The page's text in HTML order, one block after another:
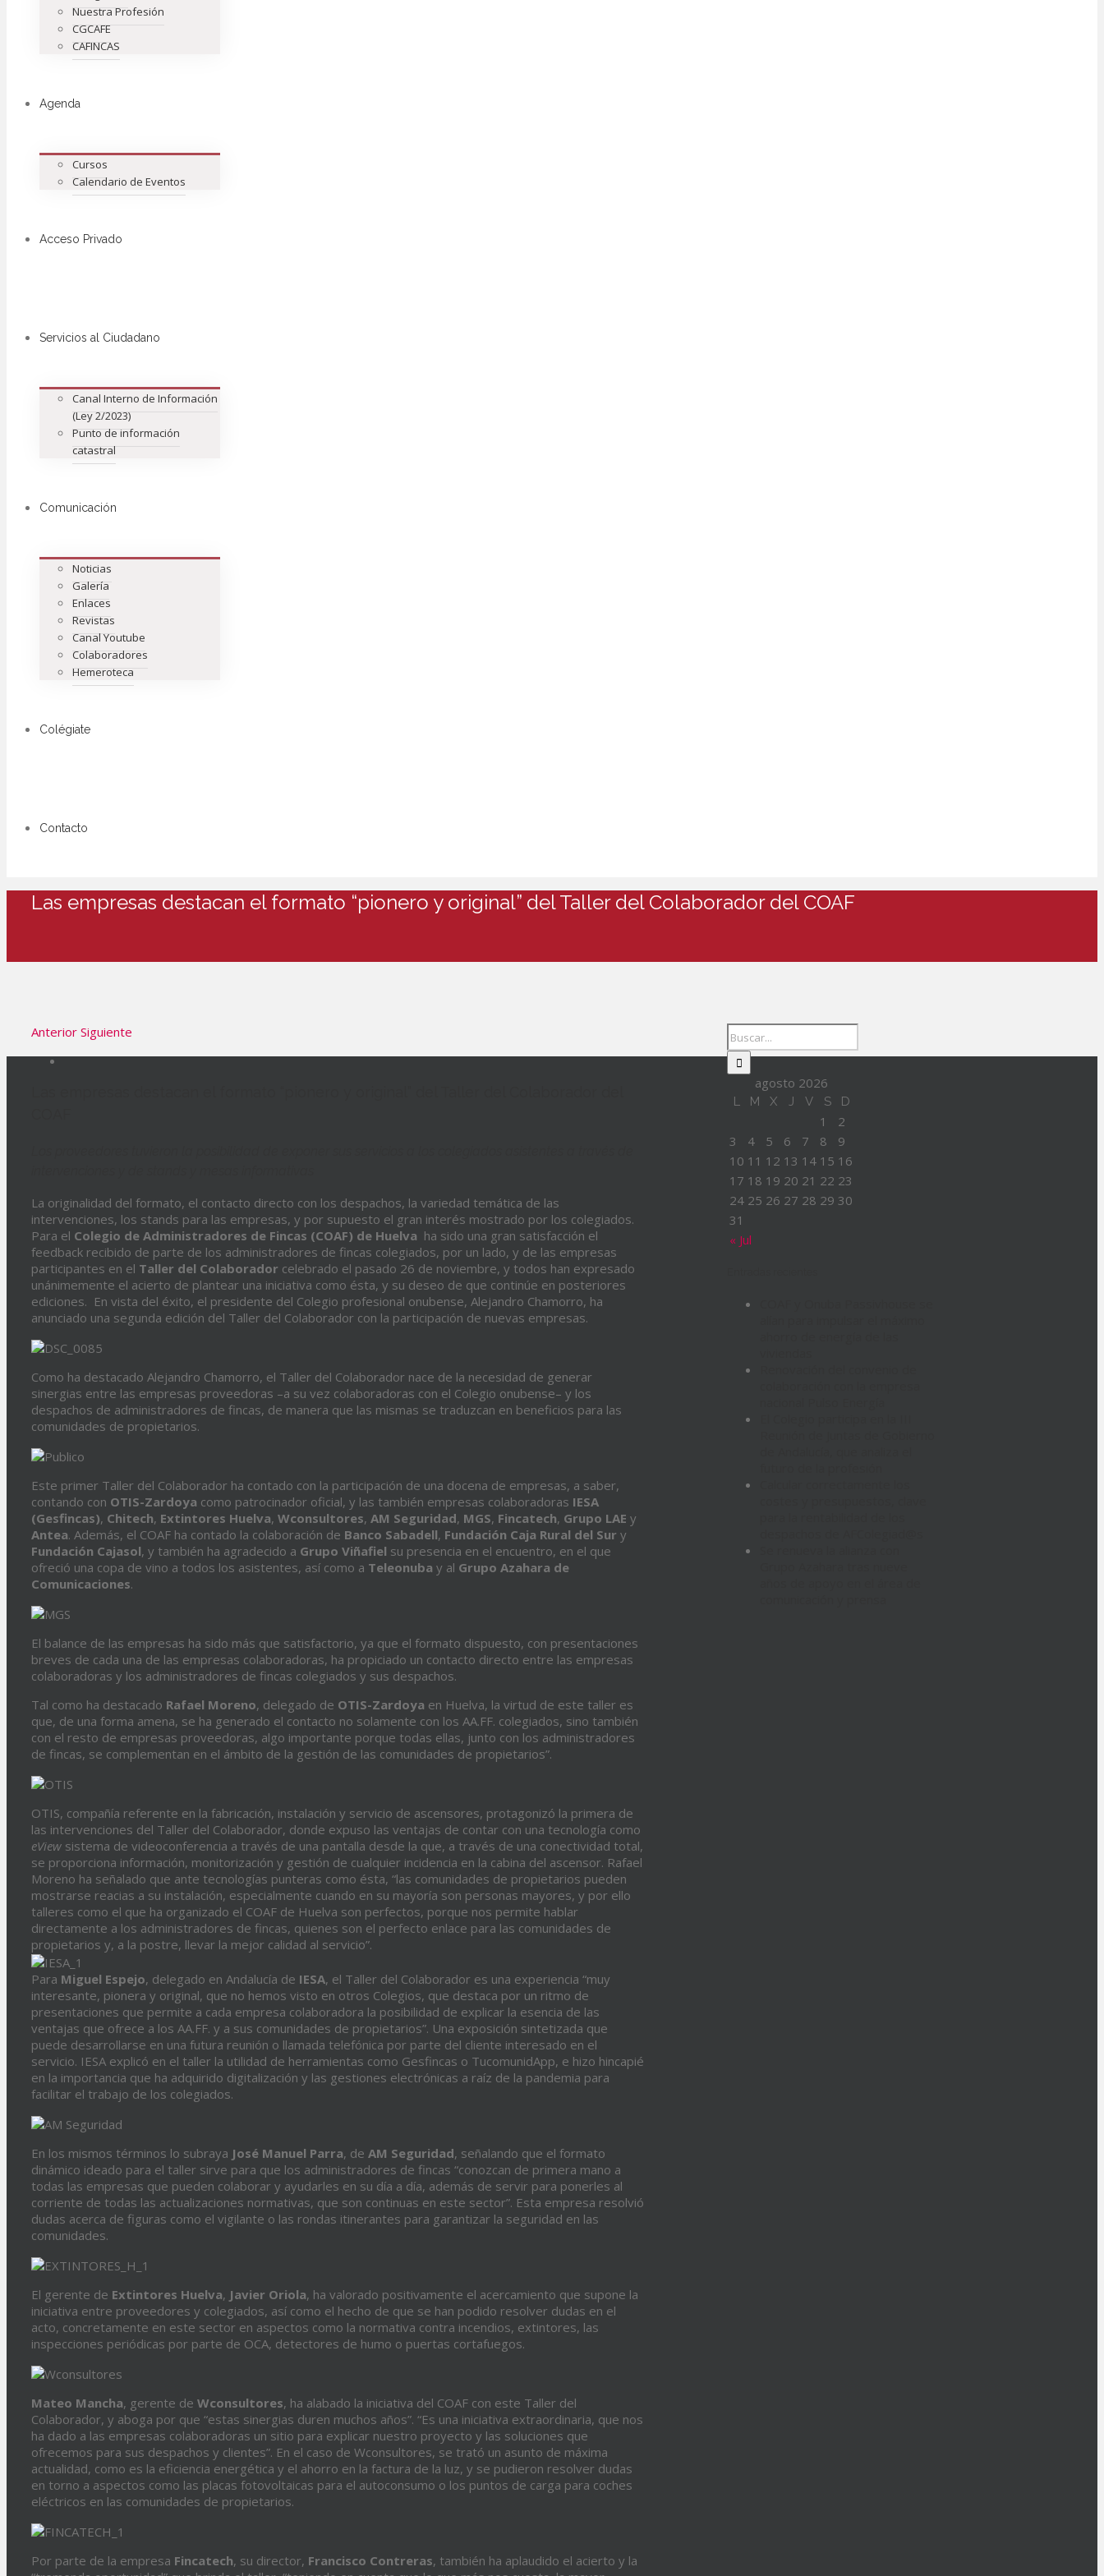
Nuestra Profesión
CGCAFE
CAFINCAS
Agenda
Cursos
Calendario de Eventos
Acceso Privado
Servicios al Ciudadano
Canal Interno de Información
(Ley 2/2023)
Punto de información
catastral
Comunicación
Noticias
Galería
Enlaces
Revistas
Canal Youtube
Colaboradores
Hemeroteca
Colégiate
Contacto
Las empresas destacan el formato “pionero y original” del Taller del Colaborador del COAF
Anterior Siguiente
La originalidad del formato, el contacto directo con los despachos, la variedad temática de las
intervenciones, los stands para las empresas, y por supuesto el gran interés mostrado por los colegiados.
Para el Colegio de Administradores de Fincas (COAF) de Huelva ha sido una gran satisfacción el
feedback recibido de parte de los administradores de fincas colegiados, por un lado, y de las empresas
participantes en el Taller del Colaborador celebrado el pasado 26 de noviembre, y todos han expresado
unánimemente el acierto de plantear una iniciativa como ésta, y su deseo de que continúe en posteriores
ediciones. En vista del éxito, el presidente del Colegio profesional onubense, Alejandro Chamorro, ha
anunciado una segunda edición del Taller del Colaborador con la participación de nuevas empresas.
Como ha destacado Alejandro Chamorro, el Taller del Colaborador nace de la necesidad de generar
sinergias entre las empresas proveedoras –a su vez colaboradoras con el Colegio onubense– y los
despachos de administradores de fincas, de manera que las mismas se traduzcan en beneficios para las
comunidades de propietarios.
Este primer Taller del Colaborador ha contado con la participación de una docena de empresas, a saber,
contando con OTIS-Zardoya como patrocinador oficial, y las también empresas colaboradoras IESA
(Gesfincas), Chitech, Extintores Huelva, Wconsultores, AM Seguridad, MGS, Fincatech, Grupo LAE y
Antea. Además, el COAF ha contado la colaboración de Banco Sabadell, Fundación Caja Rural del Sur y
Fundación Cajasol, y también ha agradecido a Grupo Viñafiel su presencia en el encuentro, en el que
ofreció una copa de vino a todos los asistentes, así como a Teleonuba y al Grupo Azahara de
Comunicaciones.
El balance de las empresas ha sido más que satisfactorio, ya que el formato dispuesto, con presentaciones
breves de cada una de las empresas colaboradoras, ha propiciado un contacto directo entre las empresas
colaboradoras y los administradores de fincas colegiados y sus despachos.
Tal como ha destacado Rafael Moreno, delegado de OTIS-Zardoya en Huelva, la virtud de este taller es
que, de una forma amena, se ha generado el contacto no solamente con los AA.FF. colegiados, sino también
con el resto de empresas proveedoras, algo importante porque todas ellas, junto con los administradores
de fincas, se complementan en el ámbito de la gestión de las comunidades de propietarios”.
OTIS, compañía referente en la fabricación, instalación y servicio de ascensores, protagonizó la primera de
las intervenciones del Taller del Colaborador, donde expuso las ventajas de contar con una tecnología como
eView sistema de videoconferencia a través de una pantalla desde la que, a través de una conectividad total,
se proporciona información, monitorización y gestión de cualquier incidencia en la cabina del ascensor. Rafael
Moreno ha señalado que ante tecnologías punteras como ésta, “las comunidades de propietarios pueden
mostrarse reacias a su instalación, especialmente cuando en su mayoría son personas mayores, y por ello
talleres como el que ha organizado el COAF de Huelva son perfectos, porque nos permite hablar
directamente a los administradores de fincas, quienes son el perfecto enlace para las comunidades de
propietarios y, a la postre, llevar la mejor calidad al servicio”.
Para Miguel Espejo, delegado en Andalucía de IESA, el Taller del Colaborador es una experiencia “muy
interesante, pionera y original, que no hemos visto en otros Colegios, que destaca por un ritmo de
presentaciones que permite a cada empresa colaboradora la posibilidad de explicar la esencia de las
ventajas que ofrece a los AA.FF. y a sus comunidades de propietarios”. Una exposición sintetizada que
puede desarrollarse en una futura reunión o llamada telefónica por parte del cliente interesado en el
servicio. IESA explicó en el taller la utilidad de herramientas como Gesfincas o TucomunidApp, e hizo hincapié
en la importancia que ha adquirido digitalización y las gestiones electrónicas a raíz de la pandemia para
facilitar el trabajo de los colegiados.
En los mismos términos lo subraya José Manuel Parra, de AM Seguridad, señalando que el formato
dinámico ideado para el taller sirve para que los administradores de fincas “conozcan de primera mano a
todas las empresas que pueden colaborar y ayudarles en su día a día, además de servir para ponerles al
corriente de todas las actualizaciones normativas, que son continuas en este sector”. Esta empresa resolvió
dudas acerca de figuras como el vigilante o las rondas itinerantes para garantizar la seguridad en las
comunidades.
El gerente de Extintores Huelva, Javier Oriola, ha valorado positivamente el acercamiento que supone la
iniciativa entre proveedores y colegiados, así como el hecho de que se han podido resolver dudas en el
acto, concretamente en este sector en aspectos como la normativa contra incendios, extintores, las
inspecciones periódicas por parte de OCA, detectores de humo o puertas cortafuegos.
Mateo Mancha, gerente de Wconsultores, ha alabado la iniciativa del COAF con este Taller del
Colaborador, y aboga por que “estas sinergias duren muchos años”. “Es una iniciativa extraordinaria, que nos
ha dado a las empresas colaboradoras un sitio para explicar nuestro proyecto y las soluciones que
ofrecemos para sus despachos y clientes”. En el caso de Wconsultores, se trató un asunto de máxima
actualidad, como es la eficiencia energética y el ahorro en la factura de la luz, y se pudieron resolver dudas
en torno a aspectos como las placas fotovoltaicas para el autoconsumo o los puntos de carga para coches
eléctricos en las comunidades de propietarios.
Por parte de la empresa Fincatech, su director, Francisco Contreras, también ha aplaudido el acierto y la
agosto 2026
L M X J V S D
« Jul
1
2
3
4 5 6 7 8
9
10 11 12 13 14 15 16
17 18 19 20 21 22 23
24 25 26 27 28 29 30
31